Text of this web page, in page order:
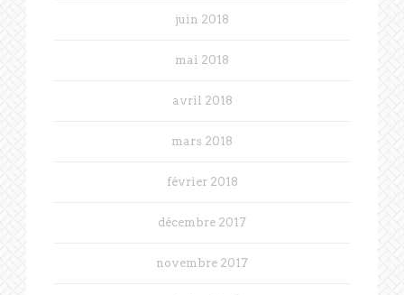
juin 2018
mai 2018
avril 2018
mars 2018
février 2018
décembre 2017
novembre 2017